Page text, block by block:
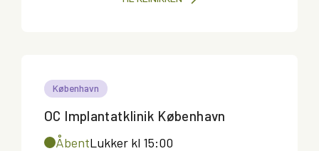
København
OC Implantatklinik København
ÅbentLukker kl 15:00